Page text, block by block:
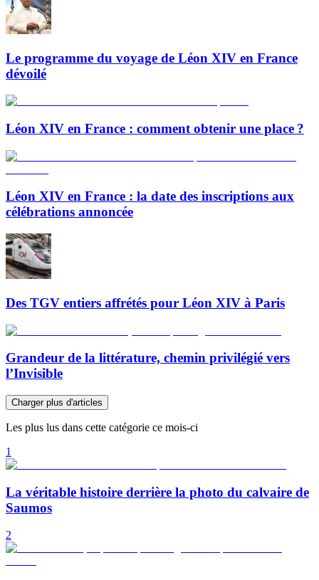
Le programme du voyage de Léon XIV en France
dévoilé
Léon XIV en France : comment obtenir une place ?
Léon XIV en France : la date des inscriptions aux
célébrations annoncée
Des TGV entiers affrétés pour Léon XIV à Paris
Grandeur de la littérature, chemin privilégié vers
l’Invisible
Charger plus d'articles
Les plus lus dans cette catégorie ce mois-ci
1
La véritable histoire derrière la photo du calvaire de
Saumos
2